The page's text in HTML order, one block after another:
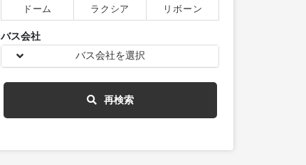
ドーム ラクシア リボーン
バス会社
バス会社を選択
再検索